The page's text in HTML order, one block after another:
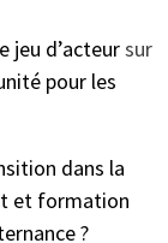
jeu d’acteursur
pour les
dans la
et formation
?